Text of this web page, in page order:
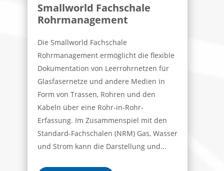
Smallworld Fachschale
Rohrmanagement
Die Smallworld Fachschale
Rohrmanagement ermöglicht die flexible
Dokumentation von Leerrohrnetzen für
Glasfasernetze und andere Medien in
Form von Trassen, Rohren und den
Kabeln über eine Rohr-in-Rohr-
Erfassung. Im Zusammenspiel mit den
Standard-Fachschalen (NRM) Gas, Wasser
und Strom kann die Darstellung und...